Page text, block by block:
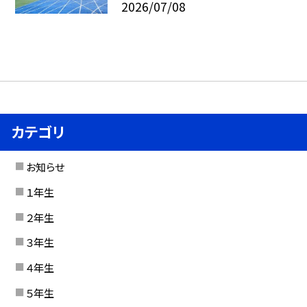
2026/07/08
カテゴリ
お知らせ
１年生
２年生
３年生
４年生
５年生